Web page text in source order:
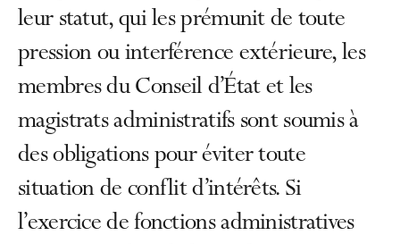
leur statut, qui les prémunit de toute
pression ou interférence extérieure, les
membres du Conseil d’État et les
magistrats administratifs sont soumis à
des obligations pour éviter toute
situation de conflit d’intérêts. Si
l’exercice de fonctions administratives